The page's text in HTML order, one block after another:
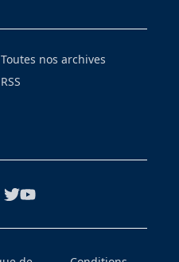
Toutes nos archives
RSS